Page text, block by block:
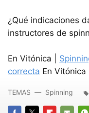
¿Qué indicaciones
instructores de
En Vitónica |
correcta En Vitónica |
TEMAS Spinning